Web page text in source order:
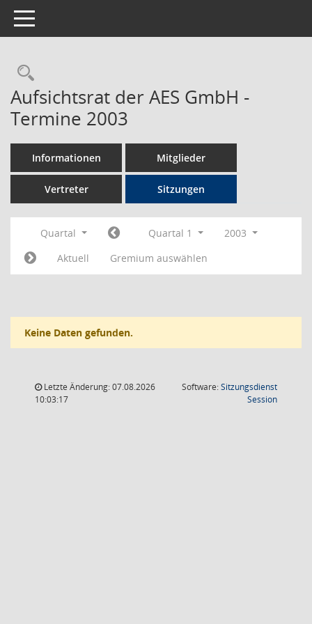
Toggle navigation
Rechercheauswahl
Aufsichtsrat der AES GmbH -
Termine 2003
Informationen Mitglieder
Vertreter Sitzungen
Quartal Quartal 1
2003
Aktuell
Gremium auswählen
Keine Daten gefunden.
Letzte Änderung: 07.08.2026
10:03:17
Software:Sitzungsdienst
Session(Wird in